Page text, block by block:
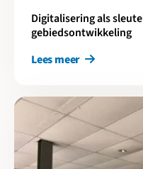
Digitalisering als
gebiedsontwikkeling
Lees meer
Lees meer over Cirkelstad